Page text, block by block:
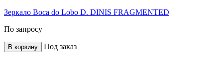
Зеркало Boca do Lobo D. DINIS FRAGMENTED
По запросу
В корзину Под заказ